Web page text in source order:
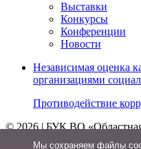
Выставки
Конкурсы
Конференции
Новости
Независимая оценка
организациями
Противодействие
© 2026 | БУК ВО «Областная
библиотека»
Мы cохраняем файлы